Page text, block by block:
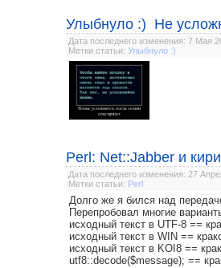
Улыбнуло :) Не
Дата последнего изменения: 7 Мая
Метки статьи: Улыбнуло :)
Perl: Net::Jabber и
Дата последнего изменения: 27
Метки статьи: Perl
Долго же я бился над
Перепробовал многие
исходный текст в UTF-8 ==
исходный текст в WIN ==
исходный текст в KOI8 ==
utf8::decode($message); ==